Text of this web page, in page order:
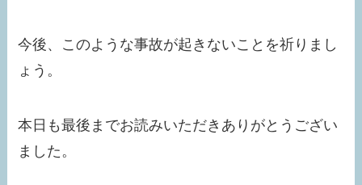
今後、このような事故が起きないことを祈りまし
ょう。
本日も最後までお読みいただきありがとうござい
ました。